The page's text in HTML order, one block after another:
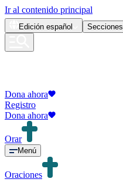
Ir al contenido principal
Edición español Secciones
Dona ahora
Registro
Dona ahora
Orar
Menú
Oraciones